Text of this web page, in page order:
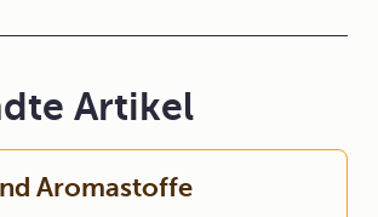
Artikel
Aromastoffe